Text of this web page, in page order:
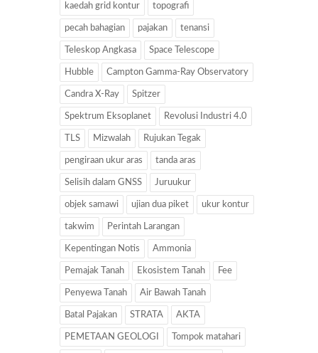
kaedah grid kontur topografi
pecah bahagian pajakan tenansi
Teleskop Angkasa Space Telescope
Hubble Campton Gamma-Ray Observatory
Candra X-Ray Spitzer
Spektrum Eksoplanet Revolusi Industri 4.0
TLS Mizwalah Rujukan Tegak
pengiraan ukur aras tanda aras
Selisih dalam GNSS Juruukur
objek samawi ujian dua piket ukur kontur
takwim Perintah Larangan
Kepentingan Notis Ammonia
Pemajak Tanah Ekosistem Tanah Fee
Penyewa Tanah Air Bawah Tanah
Batal Pajakan STRATA AKTA
PEMETAAN GEOLOGI Tompok matahari